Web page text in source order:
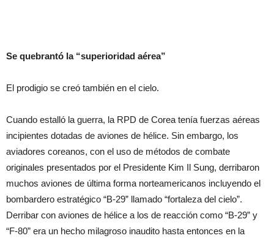
Se quebrantó la “superioridad aérea”
El prodigio se creó también en el cielo.
Cuando estalló la guerra, la RPD de Corea tenía fuerzas aéreas
incipientes dotadas de aviones de hélice. Sin embargo, los
aviadores coreanos, con el uso de métodos de combate
originales presentados por el Presidente Kim Il Sung, derribaron
muchos aviones de última forma norteamericanos incluyendo el
bombardero estratégico “B-29” llamado “fortaleza del cielo”.
Derribar con aviones de hélice a los de reacción como “B-29” y
“F-80” era un hecho milagroso inaudito hasta entonces en la